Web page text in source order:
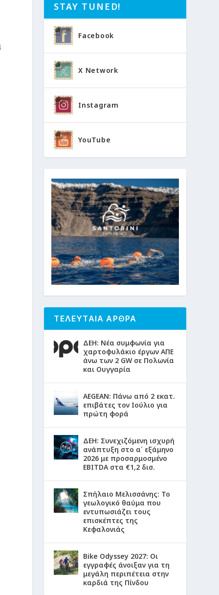
STAY TUNED!
Facebook
X Network
Instagram
YouTube
ΤΕΛΕΥΤΑΙΑ ΑΡΘΡΑ
ΔΕΗ: Νέα συμφωνία για
χαρτοφυλάκιο έργων ΑΠΕ
άνω των 2 GW σε Πολωνία
και Ουγγαρία
AEGEAN: Πάνω από 2 εκατ.
επιβάτες τον Ιούλιο για
πρώτη φορά
ΔΕΗ: Συνεχιζόμενη ισχυρή
ανάπτυξη στο α΄ εξάμηνο
2026 με προσαρμοσμένο
EBITDA στα €1,2 δισ.
Σπήλαιο Μελισσάνης: Το
γεωλογικό θαύμα που
εντυπωσιάζει τους
επισκέπτες της
Κεφαλονιάς
Bike Odyssey 2027: Οι
εγγραφές άνοιξαν για τη
μεγάλη περιπέτεια στην
καρδιά της Πίνδου